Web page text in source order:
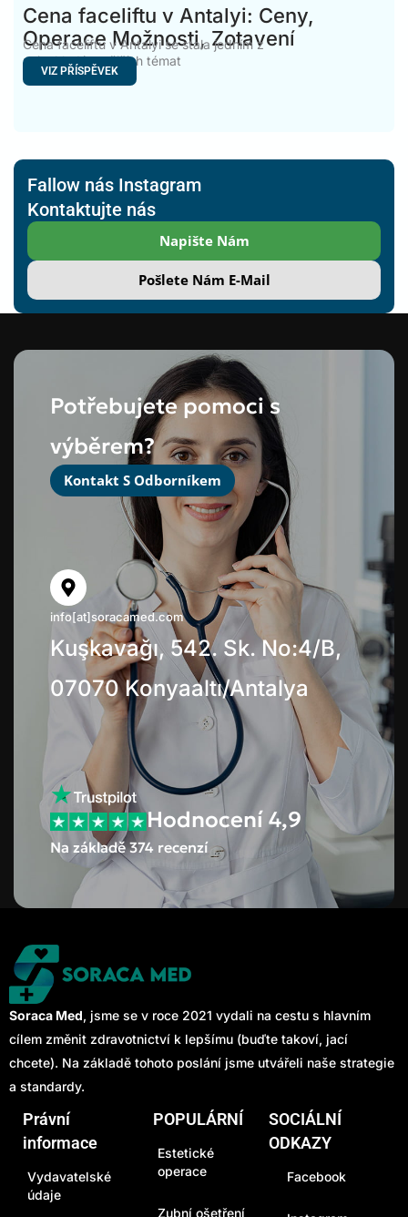
Cena faceliftu v Antalyi: Ceny,
Operace Možnosti, Zotavení
Cena faceliftu v Antalyi se stala jedním z
nejvyhledávanějších témat
VIZ PŘÍSPĚVEK
Fallow nás Instagram
Kontaktujte nás
Napište Nám
Pošlete Nám E-Mail
Potřebujete pomoci s
výběrem?
Kontakt S Odborníkem
info[at]soracamed.com
Kuşkavağı, 542. Sk. No:4/B,
07070 Konyaaltı/Antalya
Hodnocení 4,9
Na základě 374 recenzí
Soraca Med, jsme se v roce 2021 vydali na cestu s hlavním
cílem změnit zdravotnictví k lepšímu (buďte takoví, jací
chcete). Na základě tohoto poslání jsme utvářeli naše strategie
a standardy.
Právní
informace
Vydavatelské
údaje
POPULÁRNÍ
Estetické
operace
Zubní ošetření
SOCIÁLNÍ
ODKAZY
Facebook